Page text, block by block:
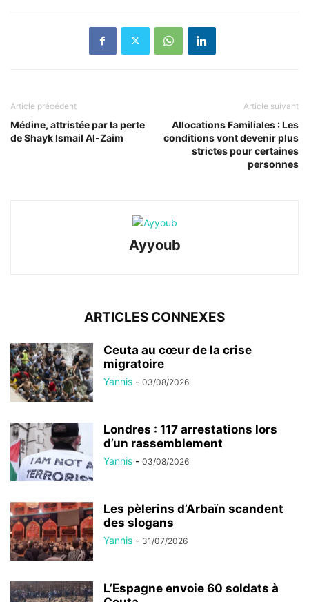
Article précédent
Médine, attristée par la perte
de Shayk Ismail Al-Zaim
Article suivant
Allocations Familiales : Les
conditions vont devenir plus
strictes pour certaines
personnes
Ayyoub
ARTICLES CONNEXES
Ceuta au cœur de la crise
migratoire
Yannis - 03/08/2026
Londres : 117 arrestations lors
d’un rassemblement
Yannis - 03/08/2026
Les pèlerins d’Arbaïn scandent
des slogans
Yannis - 31/07/2026
L’Espagne envoie 60 soldats à